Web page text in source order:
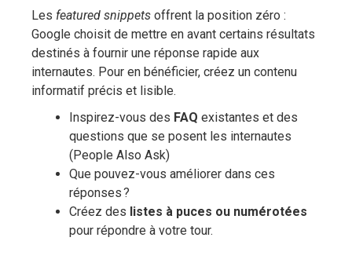
Les featured snippets offrent la position zéro :
Google choisit de mettre en avant certains résultats
destinés à fournir une réponse rapide aux
internautes. Pour en bénéficier, créez un contenu
informatif précis et lisible.
Inspirez-vous des FAQ existantes et des
questions que se posent les internautes
(People Also Ask)
Que pouvez-vous améliorer dans ces
réponses ?
Créez des listes à puces ou numérotées
pour répondre à votre tour.